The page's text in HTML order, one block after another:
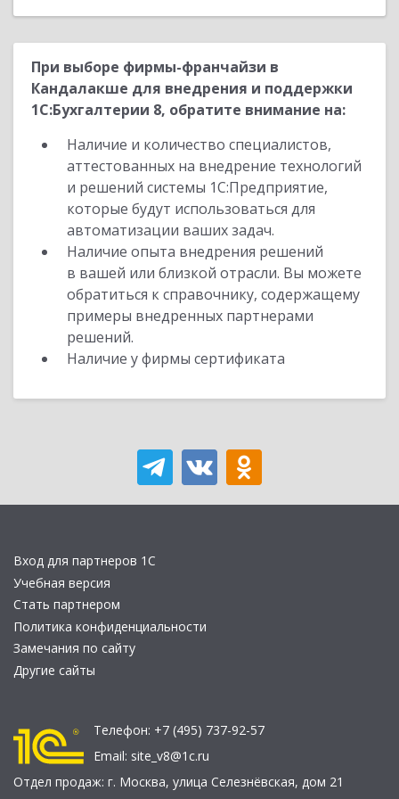
При выборе фирмы-франчайзи в
Кандалакше для внедрения и поддержки
1С:Бухгалтерии 8, обратите внимание на:
Наличие и количество специалистов,
аттестованных на внедрение технологий
и решений системы 1С:Предприятие,
которые будут использоваться для
автоматизации ваших задач.
Наличие опыта внедрения решений
в вашей или близкой отрасли. Вы можете
обратиться к справочнику, содержащему
примеры внедренных партнерами
решений.
Наличие у фирмы сертификата
Вход для партнеров 1С
Учебная версия
Стать партнером
Политика конфиденциальности
Замечания по сайту
Другие сайты
Телефон: +7 (495) 737-92-57
Email: site_v8@1c.ru
Отдел продаж: г. Москва, улица Селезнёвская, дом 21